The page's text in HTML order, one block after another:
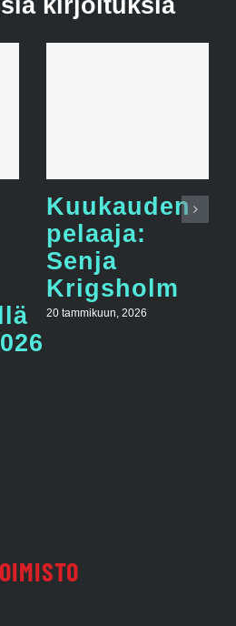
Kuukauden
pelaaja:
Senja
Krigsholm
20 tammikuun, 2026